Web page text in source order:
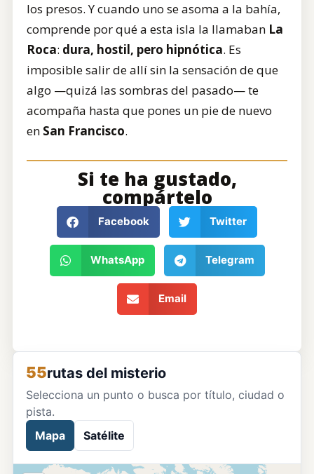
los presos. Y cuando uno se asoma a la bahía,
comprende por qué a esta isla la llamaban La
Roca: dura, hostil, pero hipnótica. Es
imposible salir de allí sin la sensación de que
algo —quizá las sombras del pasado— te
acompaña hasta que pones un pie de nuevo
en San Francisco.
Si te ha gustado,
compártelo
Facebook Twitter
WhatsApp Telegram
Email
55rutas del misterio
Selecciona un punto o busca por título, ciudad o
pista.
Mapa
Satélite